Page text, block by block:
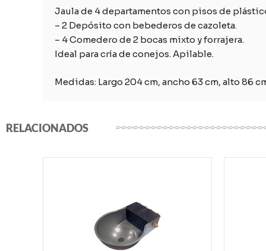
Jaula de 4 departamentos con pisos de
– 2 Depósito con bebederos de cazoleta.
– 4 Comedero de 2 bocas mixto y forrajera.
Ideal para cría de conejos. Apilable.
Medidas: Largo 204 cm, ancho 63 cm, alto 86
RELACIONADOS